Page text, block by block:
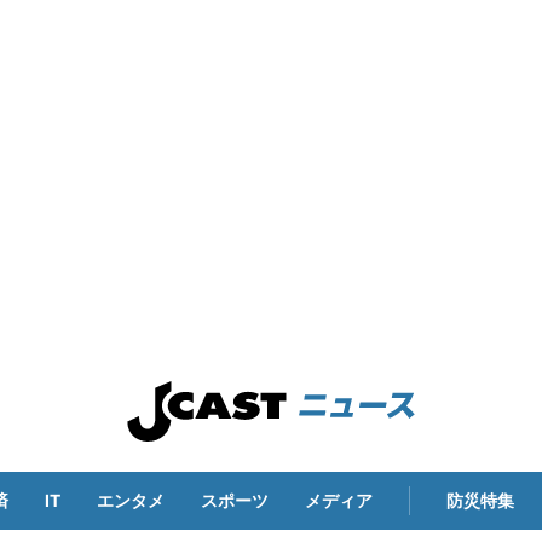
IT エンタメ スポーツ メディア 防災特集